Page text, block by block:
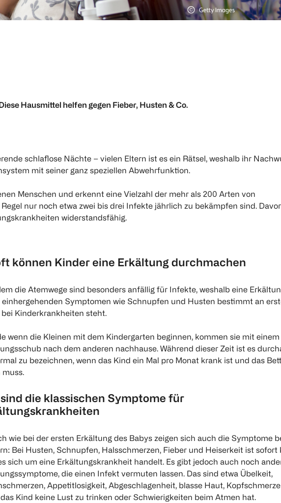
Hausmittel helfen gegen Fieber, Husten & Co.
schlaflose Nächte – vielen Eltern ist es ein Rätsel, weshalb ihr
mit seiner ganz speziellen Abwehrfunktion.
Menschen und erkennt eine Vielzahl der mehr als 200 Arten von
nur noch etwa zwei bis drei Infekte jährlich zu bekämpfen sind.
widerstandsfähig.
können Kinder eine Erkältung durchmachen
die Atemwege sind besonders anfällig für Infekte, weshalb eine
Symptomen wie Schnupfen und Husten bestimmt an
bei Kinderkrankheiten steht.
wenn die Kleinen mit dem Kindergarten beginnen, kommen sie mit einem
nach dem anderen nachhause. Während dieser Zeit ist es
zu bezeichnen, wenn das Kind ein Mal pro Monat krank ist und das Bett
muss.
sind die klassischen Symptome für
wie bei der ersten Erkältung des Babys zeigen sich auch die Symptome
Bei Husten, Schnupfen, Halsschmerzen, Fieber und Heiserkeit ist sofort
sich um eine Erkältungskrankheit handelt. Es gibt jedoch auch noch
die einen Infekt vermuten lassen. Das sind etwa Übelkeit,
Appetitlosigkeit, Abgeschlagenheit, blasse Haut,
Kind keine Lust zu trinken oder Schwierigkeiten beim Atmen hat.